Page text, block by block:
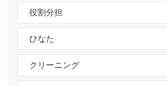
役割分担
ひなた
クリーニング